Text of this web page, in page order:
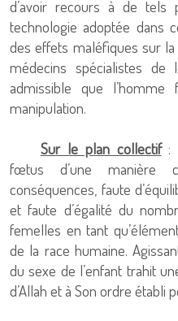
d’avoir recours à de tels
technologie adoptée dans
des effets maléfiques sur la
médecins spécialistes
admissible que l’homme
manipulation.
Sur le plan collectif:
fœtus d’une manière
conséquences, faute
et faute d’égalité du
femelles en tant
de la race humaine.
du sexe de l’enfant trahit
d’Allah et à Son ordre établi